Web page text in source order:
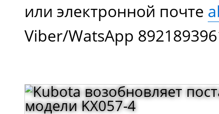
или электронной почте
Viber/WatsApp